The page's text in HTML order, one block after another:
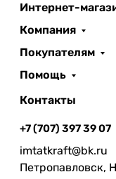
Интернет-
Компания
Покупателям
Помощь
Контакты
+7 (707) 397 39 07
imtatkraft@bk.ru
Петропавловск,